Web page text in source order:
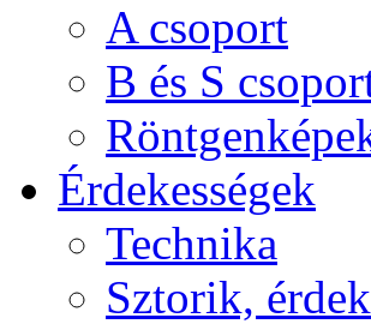
A csoport
B és S
Érdekességek
Technika
Sztorik,